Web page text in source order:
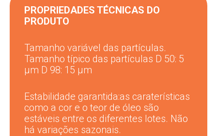
PROPRIEDADES TÉCNICAS DO
PRODUTO
Tamanho variável das partículas.
Tamanho típico das partículas D 50: 5
μm D 98: 15 μm
Estabilidade garantida:as caraterísticas
como a cor e o teor de óleo são
estáveis entre os diferentes lotes. Não
há variações sazonais.